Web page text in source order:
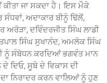
ਕੀਤਾ ਜਾ ਸਕਦਾ ਹੈ। ਇਸ ਮੌਕੇ
ਸੰਧਵਾਂ, ਅਦਾਕਾਰ ਬੀਨੂੰ ਢਿੱਲੋਂ,
ਦਵਿੰਦਰਜੀਤ ਸਿੰਘ ਲਾਡੀ
ਸਿੰਘ ਸੁਖਾਨੰਦ, ਅਮਲੋਕ ਸਿੰਘ
ਨੂੰ ਸੰਬੋਧਨ ਕਰਦਿਆਂ ਭਗਵੰਤ ਮਾਨ
ਦੇ ਦਿਓ, ਸੂਬੇ ਦੇ ਵਿਕਾਸ ਦੀ
ਨਿਰਾਦਰ ਕਰਨ ਵਾਲਿਆਂ ਨੂੰ ਹੁਣ